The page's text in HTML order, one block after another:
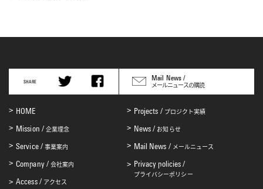
SHARE Mail News /
メールニュースの購読
HOME
Mission / 企業理念
Service / 事業案内
Company / 会社案内
Access / アクセス
Projects / プロジクト実績
News / お知らせ
Mail News / メールニュース
Privacy policies /
プライバシーポリシー